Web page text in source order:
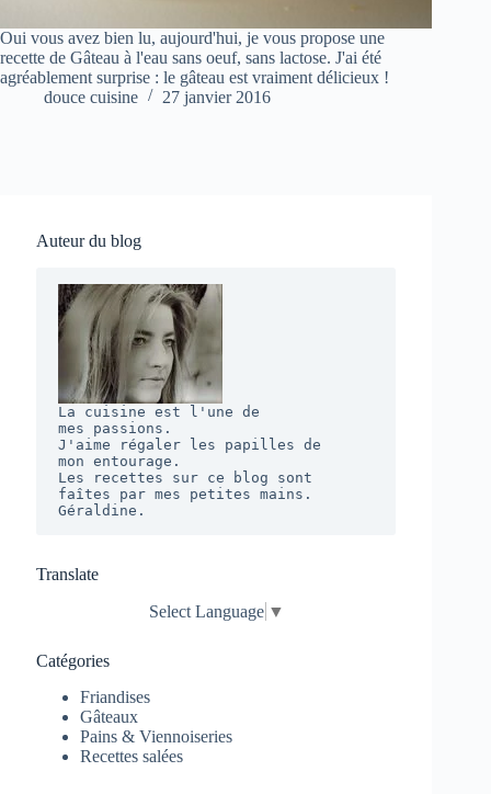
Oui vous avez bien lu, aujourd'hui, je vous propose une
recette de Gâteau à l'eau sans oeuf, sans lactose. J'ai été
agréablement surprise : le gâteau est vraiment délicieux !
douce cuisine
27 janvier 2016
Auteur du blog
La cuisine est l'une de
mes passions.
J'aime régaler les papilles de
mon entourage.
Les recettes sur ce blog sont
faîtes par mes petites mains.
Géraldine.
Translate
Select Language ▼
Catégories
Friandises
Gâteaux
Pains & Viennoiseries
Recettes salées